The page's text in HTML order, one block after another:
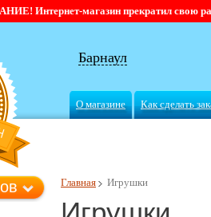
Интернет-магазин прекратил свою
Барнаул
О магазине Как сделать
Главная Игрушки